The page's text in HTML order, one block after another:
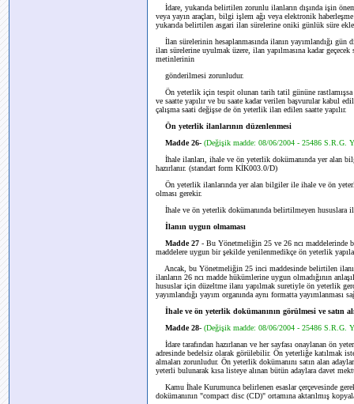
İdare, yukarıda belirtilen zorunlu ilanların dışında işin
veya yayın araçları, bilgi işlem ağı veya elektronik
yukarıda belirtilen asgari ilan sürelerine oniki günlük süre
İlan sürelerinin hesaplanmasında ilanın yayımlandığı
ilan sürelerine uyulmak üzere, ilan yapılmasına kadar
metinlerinin
gönderilmesi zorunludur.
Ön yeterlik için tespit olunan tarih tatil gününe rastlamışsa
ve saatte yapılır ve bu saate kadar verilen başvurular kabul
çalışma saati değişse de ön yeterlik ilan edilen saatte yapılır.
Ön yeterlik ilanlarının düzenlenmesi
Madde 26- (Değişik madde: 08/06/2004 - 25486 S.R.G.
İhale ilanları, ihale ve ön yeterlik dokümanında yer alan
hazırlanır. (standart form KİK003.0/D)
Ön yeterlik ilanlarında yer alan bilgiler ile ihale ve ön
olması gerekir.
İhale ve ön yeterlik dokümanında belirtilmeyen hususlara
İlanın uygun olmaması
Madde 27 - Bu Yönetmeliğin 25 ve 26 ncı maddelerinde
maddelere uygun bir şekilde yenilenmedikçe ön yeterlik
Ancak, bu Yönetmeliğin 25 inci maddesinde belirtilen
ilanların 26 ncı madde hükümlerine uygun olmadığının
hususlar için düzeltme ilanı yapılmak suretiyle ön yeterlik
yayımlandığı yayım organında aynı formatta yayımlanması
İhale ve ön yeterlik dokümanının görülmesi ve satın
Madde 28- (Değişik madde: 08/06/2004 - 25486 S.R.G.
İdare tarafından hazırlanan ve her sayfası onaylanan ön
adresinde bedelsiz olarak görülebilir. Ön yeterliğe katılmak
almaları zorunludur. Ön yeterlik dokümanını satın alan
yeterli bulunarak kısa listeye alınan bütün adaylara davet
Kamu İhale Kurumunca belirlenen esaslar çerçevesinde
dokümanının "compact disc (CD)" ortamına aktarılmış